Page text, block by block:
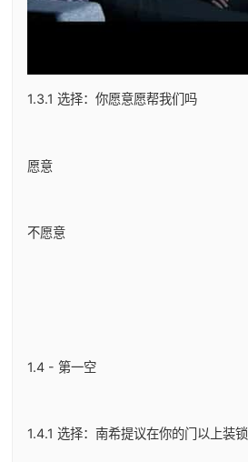
1.3.1 选择：你愿意愿帮我们吗
愿意
不愿意
1.4 - 第一空
1.4.1 选择：南希提议在你的门以上装锁